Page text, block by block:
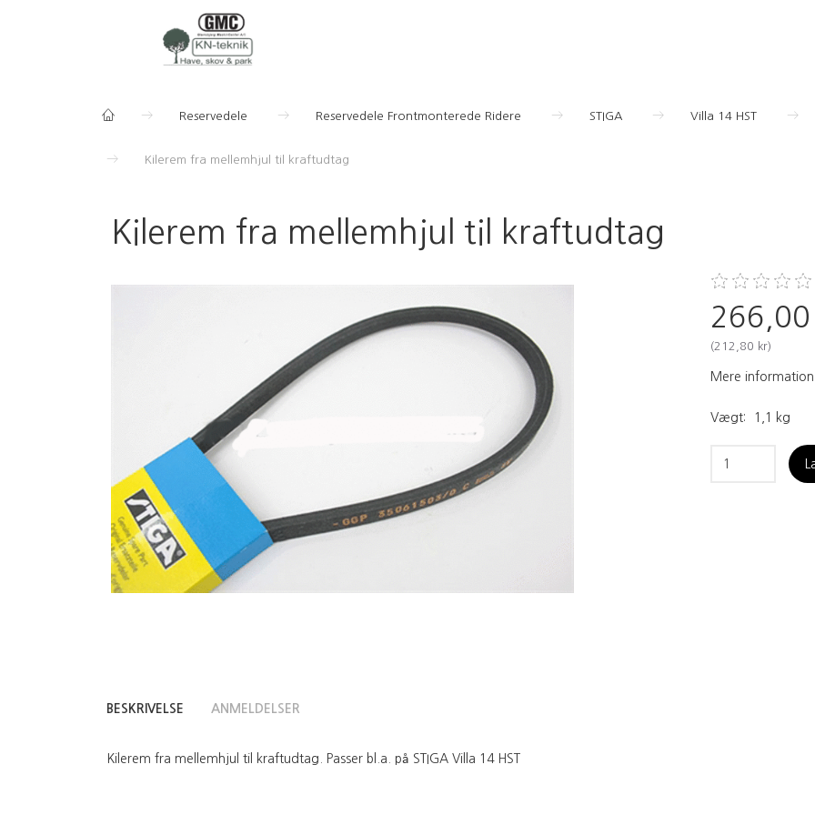
Reservedele Reservedele Frontmonterede Ridere STIGA Villa 14 HST
Kilerem fra mellemhjul til kraftudtag
Kilerem fra mellemhjul til kraftudtag
(212,80 kr)
Mere information
Vægt: 1,1 kg
BESKRIVELSE ANMELDELSER
Kilerem fra mellemhjul til kraftudtag. Passer bl.a. på STIGA Villa 14 HST